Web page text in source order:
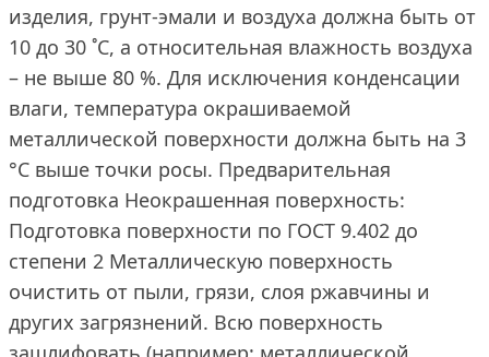
изделия, грунт-эмали и воздуха должна быть от
10 до 30 ˚С, а относительная влажность воздуха
– не выше 80 %. Для исключения конденсации
влаги, температура окрашиваемой
металлической поверхности должна быть на 3
°С выше точки росы. Предварительная
подготовка Неокрашенная поверхность:
Подготовка поверхности по ГОСТ 9.402 до
степени 2 Металлическую поверхность
очистить от пыли, грязи, слоя ржавчины и
других загрязнений. Всю поверхность